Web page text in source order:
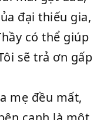
đại thiếu gia,
có thể giúp
sẽ trả ơn gấp
mẹ đều mất,